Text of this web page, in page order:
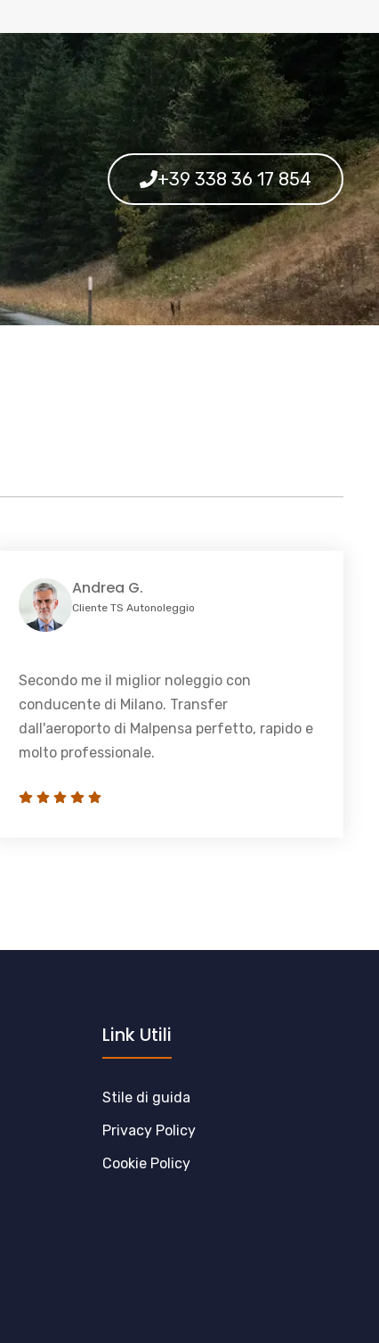
+39 338 36 17 854
Andrea G.
Cliente TS Autonoleggio
Secondo me il miglior noleggio con
conducente di Milano. Transfer
dall'aeroporto di Malpensa perfetto, rapido e
molto professionale.
Link Utili
Stile di guida
Privacy Policy
Cookie Policy